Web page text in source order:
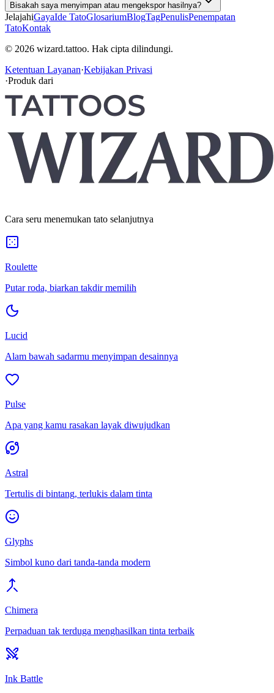
Bisakah saya menyimpan atau mengekspor hasilnya?
JelajahiGayaIde TatoGlosariumBlogTagPenulisPenempatan
TatoKontak
© 2026 wizard.tattoo. Hak cipta dilindungi.
Ketentuan Layanan·Kebijakan Privasi
·Produk dari
Cara seru menemukan tato selanjutnya
Roulette
Putar roda, biarkan takdir memilih
Lucid
Alam bawah sadarmu menyimpan desainnya
Pulse
Apa yang kamu rasakan layak diwujudkan
Astral
Tertulis di bintang, terlukis dalam tinta
Glyphs
Simbol kuno dari tanda-tanda modern
Chimera
Perpaduan tak terduga menghasilkan tinta terbaik
Ink Battle